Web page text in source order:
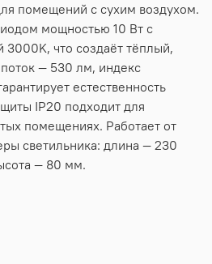
помещений с сухим воздухом.
мощностью 10 Вт с
3000K, что создаёт тёплый,
— 530 лм, индекс
естественность
IP20 подходит для
помещениях. Работает от
светильника: длина — 230
— 80 мм.